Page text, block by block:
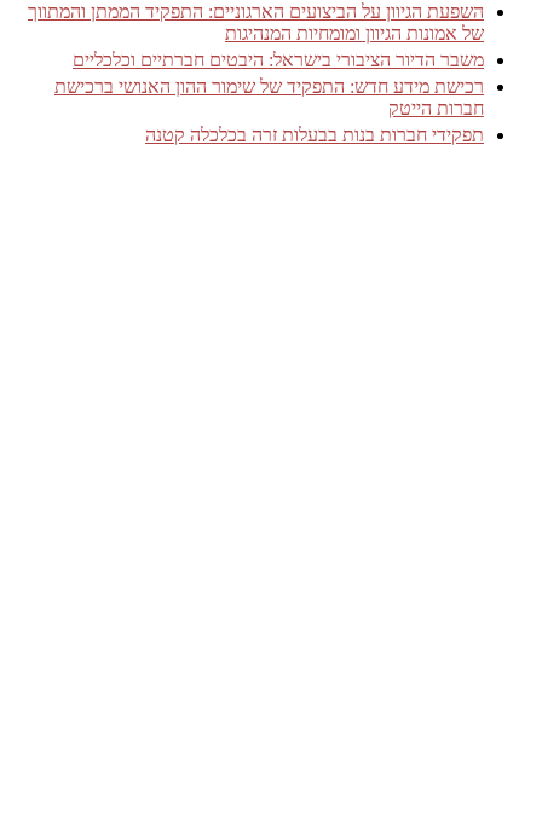
השפעת הגיוון על הביצועים הארגוניים: התפקיד הממתן והמתווך
של אמונות הגיוון ומומחיות המנהיגות
משבר הדיור הציבורי בישראל: היבטים חברתיים וכלכליים
רכישת מידע חדש: התפקיד של שימור ההון האנושי ברכישת
חברות הייטק
תפקידי חברות בנות בבעלות זרה בכלכלה קטנה